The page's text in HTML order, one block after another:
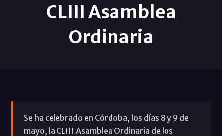
CLIII Asamblea
Ordinaria
Se ha celebrado en Córdoba, los días 8 y 9 de
mayo, la CLIII Asamblea Ordinaria de los